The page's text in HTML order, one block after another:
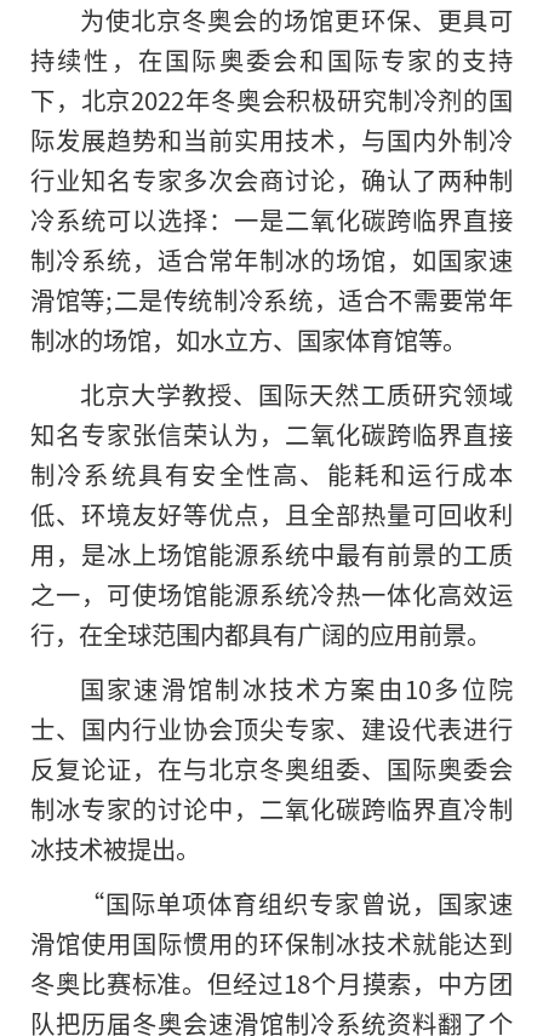
为使北京冬奥会的场馆更环保、更具可
持续性，在国际奥委会和国际专家的支持
下，北京2022年冬奥会积极研究制冷剂的国
际发展趋势和当前实用技术，与国内外制冷
行业知名专家多次会商讨论，确认了两种制
冷系统可以选择：一是二氧化碳跨临界直接
制冷系统，适合常年制冰的场馆，如国家速
滑馆等;二是传统制冷系统，适合不需要常年
制冰的场馆，如水立方、国家体育馆等。
北京大学教授、国际天然工质研究领域
知名专家张信荣认为，二氧化碳跨临界直接
制冷系统具有安全性高、能耗和运行成本
低、环境友好等优点，且全部热量可回收利
用，是冰上场馆能源系统中最有前景的工质
之一，可使场馆能源系统冷热一体化高效运
行，在全球范围内都具有广阔的应用前景。
国家速滑馆制冰技术方案由10多位院
士、国内行业协会顶尖专家、建设代表进行
反复论证，在与北京冬奥组委、国际奥委会
制冰专家的讨论中，二氧化碳跨临界直冷制
冰技术被提出。
“国际单项体育组织专家曾说，国家速
滑馆使用国际惯用的环保制冰技术就能达到
冬奥比赛标准。但经过18个月摸索，中方团
队把历届冬奥会速滑馆制冷系统资料翻了个